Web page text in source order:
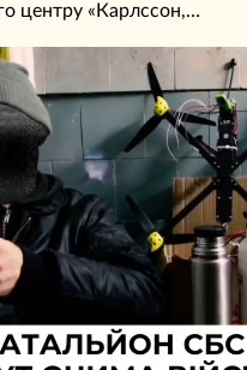
центру «Карлссон,
відкрили запис на
FPV для цивільних.